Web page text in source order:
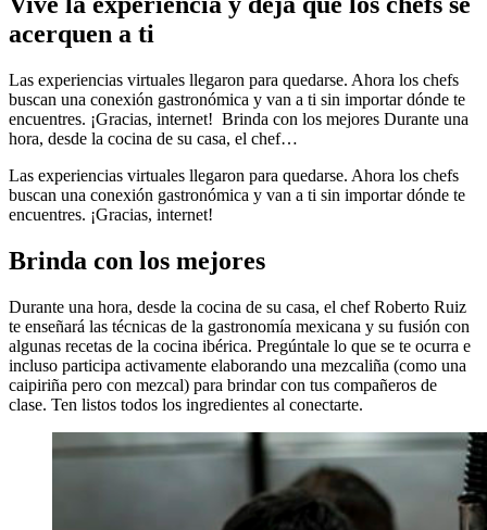
acerquen a ti
Las experiencias virtuales llegaron para quedarse. Ahora los chefs
buscan una conexión gastronómica y van a ti sin importar dónde te
encuentres. ¡Gracias, internet! Brinda con los mejores Durante una
hora, desde la cocina de su casa, el chef…
Las experiencias virtuales llegaron para quedarse. Ahora los chefs
buscan una conexión gastronómica y van a ti sin importar dónde te
encuentres. ¡Gracias, internet!
Brinda con los mejores
Durante una hora, desde la cocina de su casa, el chef Roberto Ruiz
te enseñará las técnicas de la gastronomía mexicana y su fusión con
algunas recetas de la cocina ibérica. Pregúntale lo que se te ocurra e
incluso participa activamente elaborando una mezcaliña (como una
caipiriña pero con mezcal) para brindar con tus compañeros de
clase. Ten listos todos los ingredientes al conectarte.